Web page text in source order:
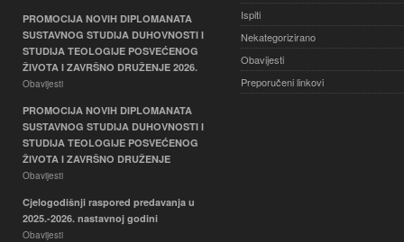
PROMOCIJA NOVIH DIPLOMANATA
SUSTAVNOG STUDIJA DUHOVNOSTI I
STUDIJA TEOLOGIJE POSVEĆENOG
ŽIVOTA I ZAVRŠNO DRUŽENJE 2026.
Obavijesti
PROMOCIJA NOVIH DIPLOMANATA
SUSTAVNOG STUDIJA DUHOVNOSTI I
STUDIJA TEOLOGIJE POSVEĆENOG
ŽIVOTA I ZAVRŠNO DRUŽENJE
Obavijesti
Cjelogodišnji raspored predavanja u
2025.-2026. nastavnoj godini
Obavijesti
Ispiti
Nekategorizirano
Obavijesti
Preporučeni linkovi